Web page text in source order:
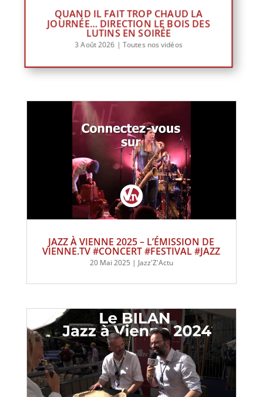
QUAND IL FAIT TROP CHAUD LA
JOURNÉE… DIRECTION LE BOIS DES
LUTINS EN SOIRÉE
3 Août 2026 | Toutes nos vidéos
JAZZ À VIENNE 2025 – L’ÉMISSION DE
VIENNE.TV #CONCERT #FESTIVAL #JAZZ
20 Mai 2025 | Jazz'Z'Actu